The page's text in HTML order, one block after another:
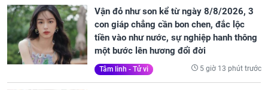
Vận đỏ như son kể từ ngày 8/8/2026, 3
con giáp chẳng cần bon chen, đắc lộc
tiền vào như nước, sự nghiệp hanh thông
một bước lên hương đổi đời
Tâm linh - Tử vi 5 giờ 13 phút trước